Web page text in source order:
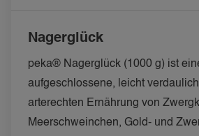
Nagerglück
peka® Nagerglück (1000 g) ist
aufgeschlossene, leicht
arterechten Ernährung von
Meerschweinchen, Gold- und